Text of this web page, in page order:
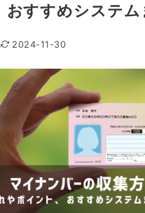
おすすめシステム
2024-11-30